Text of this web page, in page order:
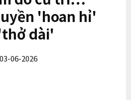
'hoan hỉ'
dài'
06-2026